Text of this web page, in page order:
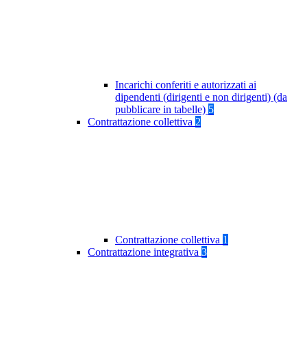
Incarichi conferiti e autorizzati ai
dipendenti (dirigenti e non dirigenti) (da
pubblicare in tabelle) 5
Contrattazione collettiva 2
Contrattazione collettiva 1
Contrattazione integrativa 3